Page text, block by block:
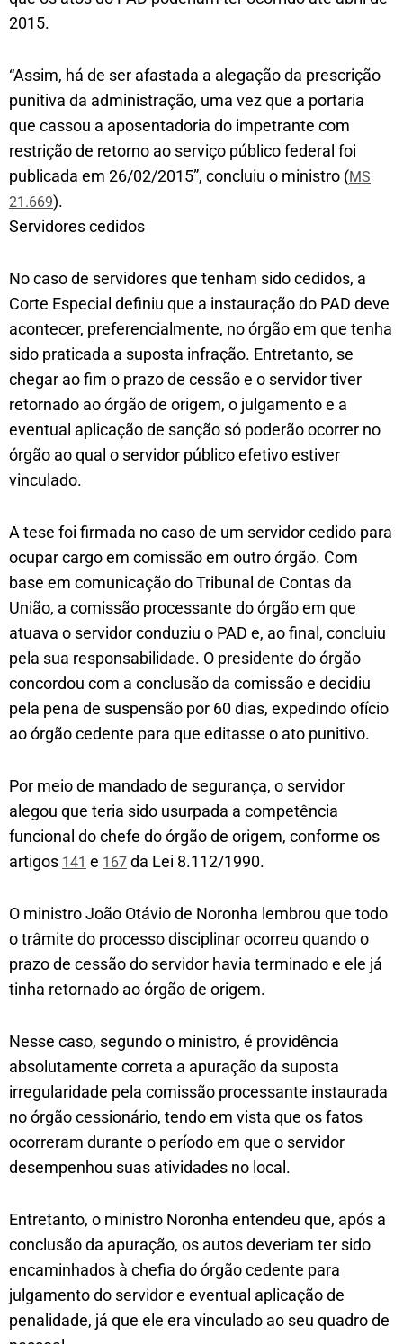
2015.
“Assim, há de ser afastada a alegação da prescrição
punitiva da administração, uma vez que a portaria
que cassou a aposentadoria do impetrante com
restrição de retorno ao serviço público federal foi
publicada em 26/02/2015”, concluiu o ministro (MS
21.669).
Servidores ced​idos
No caso de servidores que tenham sido cedidos, a
Corte Especial definiu que a instauração do PAD deve
acontecer, preferencialmente, no órgão em que tenha
sido praticada a suposta infração. Entretanto, se
chegar ao fim o prazo de cessão e o servidor tiver
retornado ao órgão de origem, o julgamento e a
eventual aplicação de sanção só poderão ocorrer no
órgão ao qual o servidor público efetivo estiver
vinculado.
A tese foi firmada no caso de um servidor cedido para
ocupar cargo em comissão em outro órgão. Com
base em comunicação do Tribunal de Contas da
União, a comissão processante do órgão em que
atuava o servidor conduziu o PAD e, ao final, concluiu
pela sua responsabilidade. O presidente do órgão
concordou com a conclusão da comissão e decidiu
pela pena de suspensão por 60 dias, expedindo ofício
ao órgão cedente para que editasse o ato punitivo.
Por meio de mandado de segurança, o servidor
alegou que teria sido usurpada a competência
funcional do chefe do órgão de origem, conforme os
artigos 141 e 167 da Lei 8.112/1990.
O ministro João Otávio de Noronha lembrou que todo
o trâmite do processo disciplinar ocorreu quando o
prazo de cessão do servidor havia terminado e ele já
tinha retornado ao órgão de origem.
Nesse caso, segundo o ministro, é providência
absolutamente correta a apuração da suposta
irregularidade pela comissão processante instaurada
no órgão cessionário, tendo em vista que os fatos
ocorreram durante o período em que o servidor
desempenhou suas atividades no local.
Entretanto, o ministro Noronha entendeu que, após a
conclusão da apuração, os autos deveriam ter sido
encaminhados à chefia do órgão cedente para
julgamento do servidor e eventual aplicação de
penalidade, já que ele era vinculado ao seu quadro de